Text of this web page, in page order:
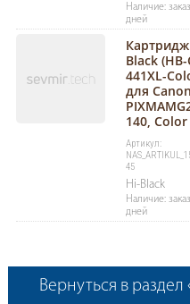
Наличие:
дней
Black (HB-
441XL-
для Canon
140, Color
Артикул:
45
Hi-Black
Наличие:
дней
Вернуться в